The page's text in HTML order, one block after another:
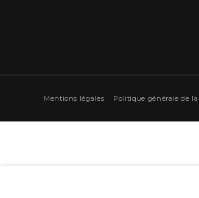
Mentions légales Politique générale de